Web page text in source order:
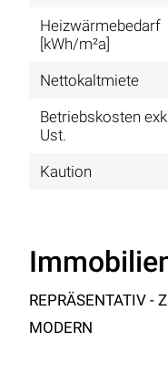
Heizwärmebedarf
[kWh/m²a]
Nettokaltmiete
Betriebskosten
Ust.
Kaution
REPRÄSENTATIV -
MODERN